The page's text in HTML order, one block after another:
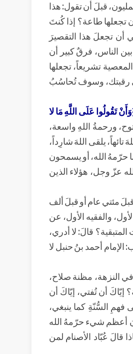
قبلَ أن تقول: هذا
تجعلها طاعة؟ إذا كُنتَ
أن تجعلَ هذا التقصيرَ
الناس، فرقٌ كبير أن
تشريعاً، تجعلها
رقبتك، وسوف تُحاسُبُ
تَقُولُوا عَلَى اللَّهِ مَا لا
ورحمةُ اللهِ واسعة،
يلقى اللهَ شارِداً،
ما حرّمهُ الله، أو يسمحون
عزّ وجل، هؤلاء الذين
مئتي عام أو قبلَ ألف
والفقيه الأول، عن
قالَ: لا أدري،
الإمام أحمد بنُ حنبل لا
النزهة، مظنة صلاح،
أن تُفتي، إيّاكَ أن
فهمِ السُّنّةِ كما ينبغي،
أعظم شيء حرّمهُ الله
عُبّاد الأصنام لمن